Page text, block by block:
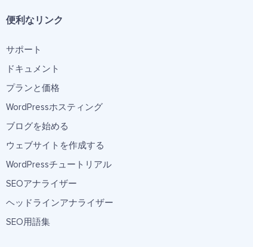
便利なリンク
サポート
ドキュメント
プランと価格
WordPressホスティング
ブログを始める
ウェブサイトを作成する
WordPressチュートリアル
SEOアナライザー
ヘッドラインアナライザー
SEO用語集